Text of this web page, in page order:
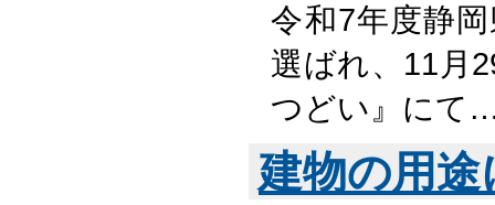
令和7年度静
選ばれ、11月
つどい』にて
建物の用